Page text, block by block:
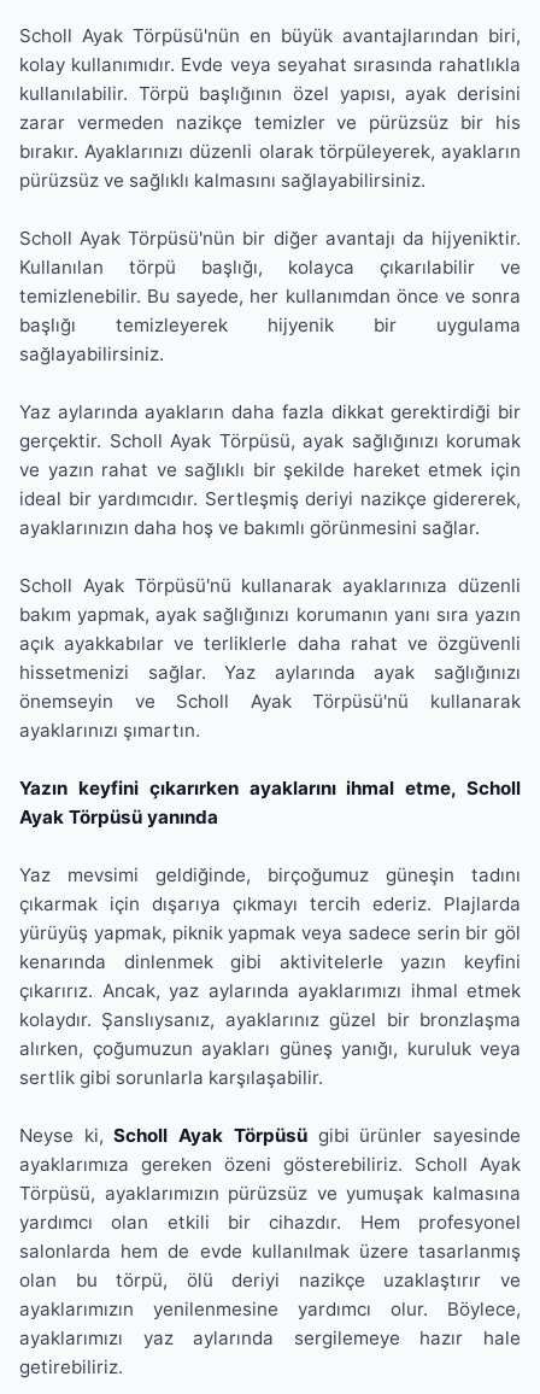
Scholl Ayak Törpüsü'nün en büyük avantajlarından biri,
kolay kullanımıdır. Evde veya seyahat sırasında rahatlıkla
kullanılabilir. Törpü başlığının özel yapısı, ayak derisini
zarar vermeden nazikçe temizler ve pürüzsüz bir his
bırakır. Ayaklarınızı düzenli olarak törpüleyerek, ayakların
pürüzsüz ve sağlıklı kalmasını sağlayabilirsiniz.
Scholl Ayak Törpüsü'nün bir diğer avantajı da hijyeniktir.
Kullanılan törpü başlığı, kolayca çıkarılabilir ve
temizlenebilir. Bu sayede, her kullanımdan önce ve sonra
başlığı temizleyerek hijyenik bir uygulama
sağlayabilirsiniz.
Yaz aylarında ayakların daha fazla dikkat gerektirdiği bir
gerçektir. Scholl Ayak Törpüsü, ayak sağlığınızı korumak
ve yazın rahat ve sağlıklı bir şekilde hareket etmek için
ideal bir yardımcıdır. Sertleşmiş deriyi nazikçe gidererek,
ayaklarınızın daha hoş ve bakımlı görünmesini sağlar.
Scholl Ayak Törpüsü'nü kullanarak ayaklarınıza düzenli
bakım yapmak, ayak sağlığınızı korumanın yanı sıra yazın
açık ayakkabılar ve terliklerle daha rahat ve özgüvenli
hissetmenizi sağlar. Yaz aylarında ayak sağlığınızı
önemseyin ve Scholl Ayak Törpüsü'nü kullanarak
ayaklarınızı şımartın.
Yazın keyfini çıkarırken ayaklarını ihmal etme, Scholl
Ayak Törpüsü yanında
Yaz mevsimi geldiğinde, birçoğumuz güneşin tadını
çıkarmak için dışarıya çıkmayı tercih ederiz. Plajlarda
yürüyüş yapmak, piknik yapmak veya sadece serin bir göl
kenarında dinlenmek gibi aktivitelerle yazın keyfini
çıkarırız. Ancak, yaz aylarında ayaklarımızı ihmal etmek
kolaydır. Şanslıysanız, ayaklarınız güzel bir bronzlaşma
alırken, çoğumuzun ayakları güneş yanığı, kuruluk veya
sertlik gibi sorunlarla karşılaşabilir.
Neyse ki,Scholl Ayak Törpüsügibi ürünler sayesinde
ayaklarımıza gereken özeni gösterebiliriz. Scholl Ayak
Törpüsü, ayaklarımızın pürüzsüz ve yumuşak kalmasına
yardımcı olan etkili bir cihazdır. Hem profesyonel
salonlarda hem de evde kullanılmak üzere tasarlanmış
olan bu törpü, ölü deriyi nazikçe uzaklaştırır ve
ayaklarımızın yenilenmesine yardımcı olur. Böylece,
ayaklarımızı yaz aylarında sergilemeye hazır hale
getirebiliriz.